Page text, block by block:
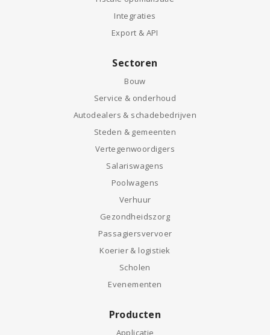
Integraties
Export & API
Sectoren
Bouw
Service & onderhoud
Autodealers & schadebedrijven
Steden & gemeenten
Vertegenwoordigers
Salariswagens
Poolwagens
Verhuur
Gezondheidszorg
Passagiersvervoer
Koerier & logistiek
Scholen
Evenementen
Producten
Applicatie